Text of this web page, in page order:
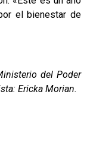
el bienestar de
del Poder
Ericka Morian.